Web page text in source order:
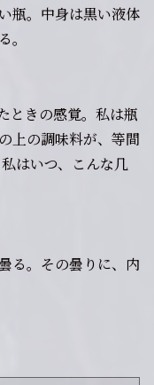
瓶。中身は黒い液体
ときの感覚。私は瓶
上の調味料が、等間
はいつ、こんな几
る。その曇りに、内